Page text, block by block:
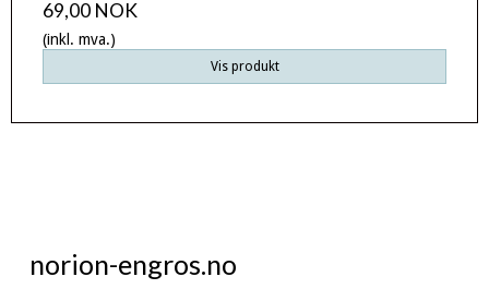
69,00 NOK
(inkl. mva.)
Vis produkt
norion-engros.no